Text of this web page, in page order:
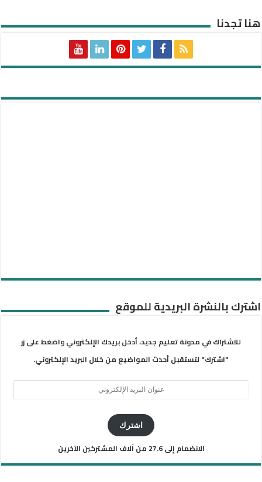
هنا تجدنا
اشترك بالنشرة البريدية للموقع
للاشتراك في مدونة تعليم جديد، أدخل بريدك الإلكتروني واضغط على زر
"اشترك" لتستقبل أحدث المواضيع من خلال البريد الإلكتروني.
اشترك
الانضمام إلى 27.6 من آلاف المشتركين الآخرين